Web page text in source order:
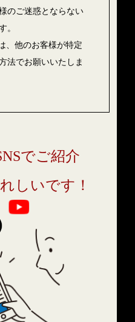
のご迷惑とならない
。
、他のお客様が特定
法でお願いいたしま
でご紹介
しいです！